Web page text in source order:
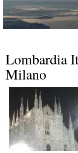
Lombardia
Milano